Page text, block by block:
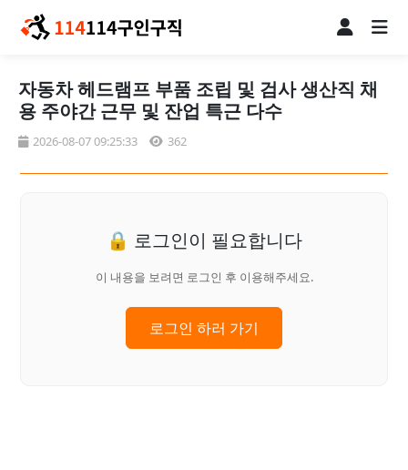
자동차 헤드램프 부품 조립 및 검사 생산직 채
용 주야간 근무 및 잔업 특근 다수
2026-08-07 09:25:33 362
🔒 로그인이 필요합니다
이 내용을 보려면 로그인 후 이용해주세요.
로그인 하러 가기